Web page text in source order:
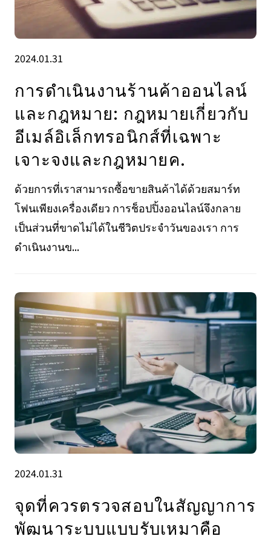
2024.01.31
การดำเนินงานร้านค้าออนไลน์
และกฎหมาย: กฎหมายเกี่ยวกับ
อีเมล์อิเล็กทรอนิกส์ที่เฉพาะ
เจาะจงและกฎหมายค.
ด้วยการที่เราสามารถซื้อขายสินค้าได้ด้วยสมาร์ท
โฟนเพียงเครื่องเดียว การช็อปปิ้งออนไลน์จึงกลาย
เป็นส่วนที่ขาดไม่ได้ในชีวิตประจำวันของเรา การ
ดำเนินงานข...
2024.01.31
จุดที่ควรตรวจสอบในสัญญาการ
พัฒนาระบบแบบรับเหมาคือ